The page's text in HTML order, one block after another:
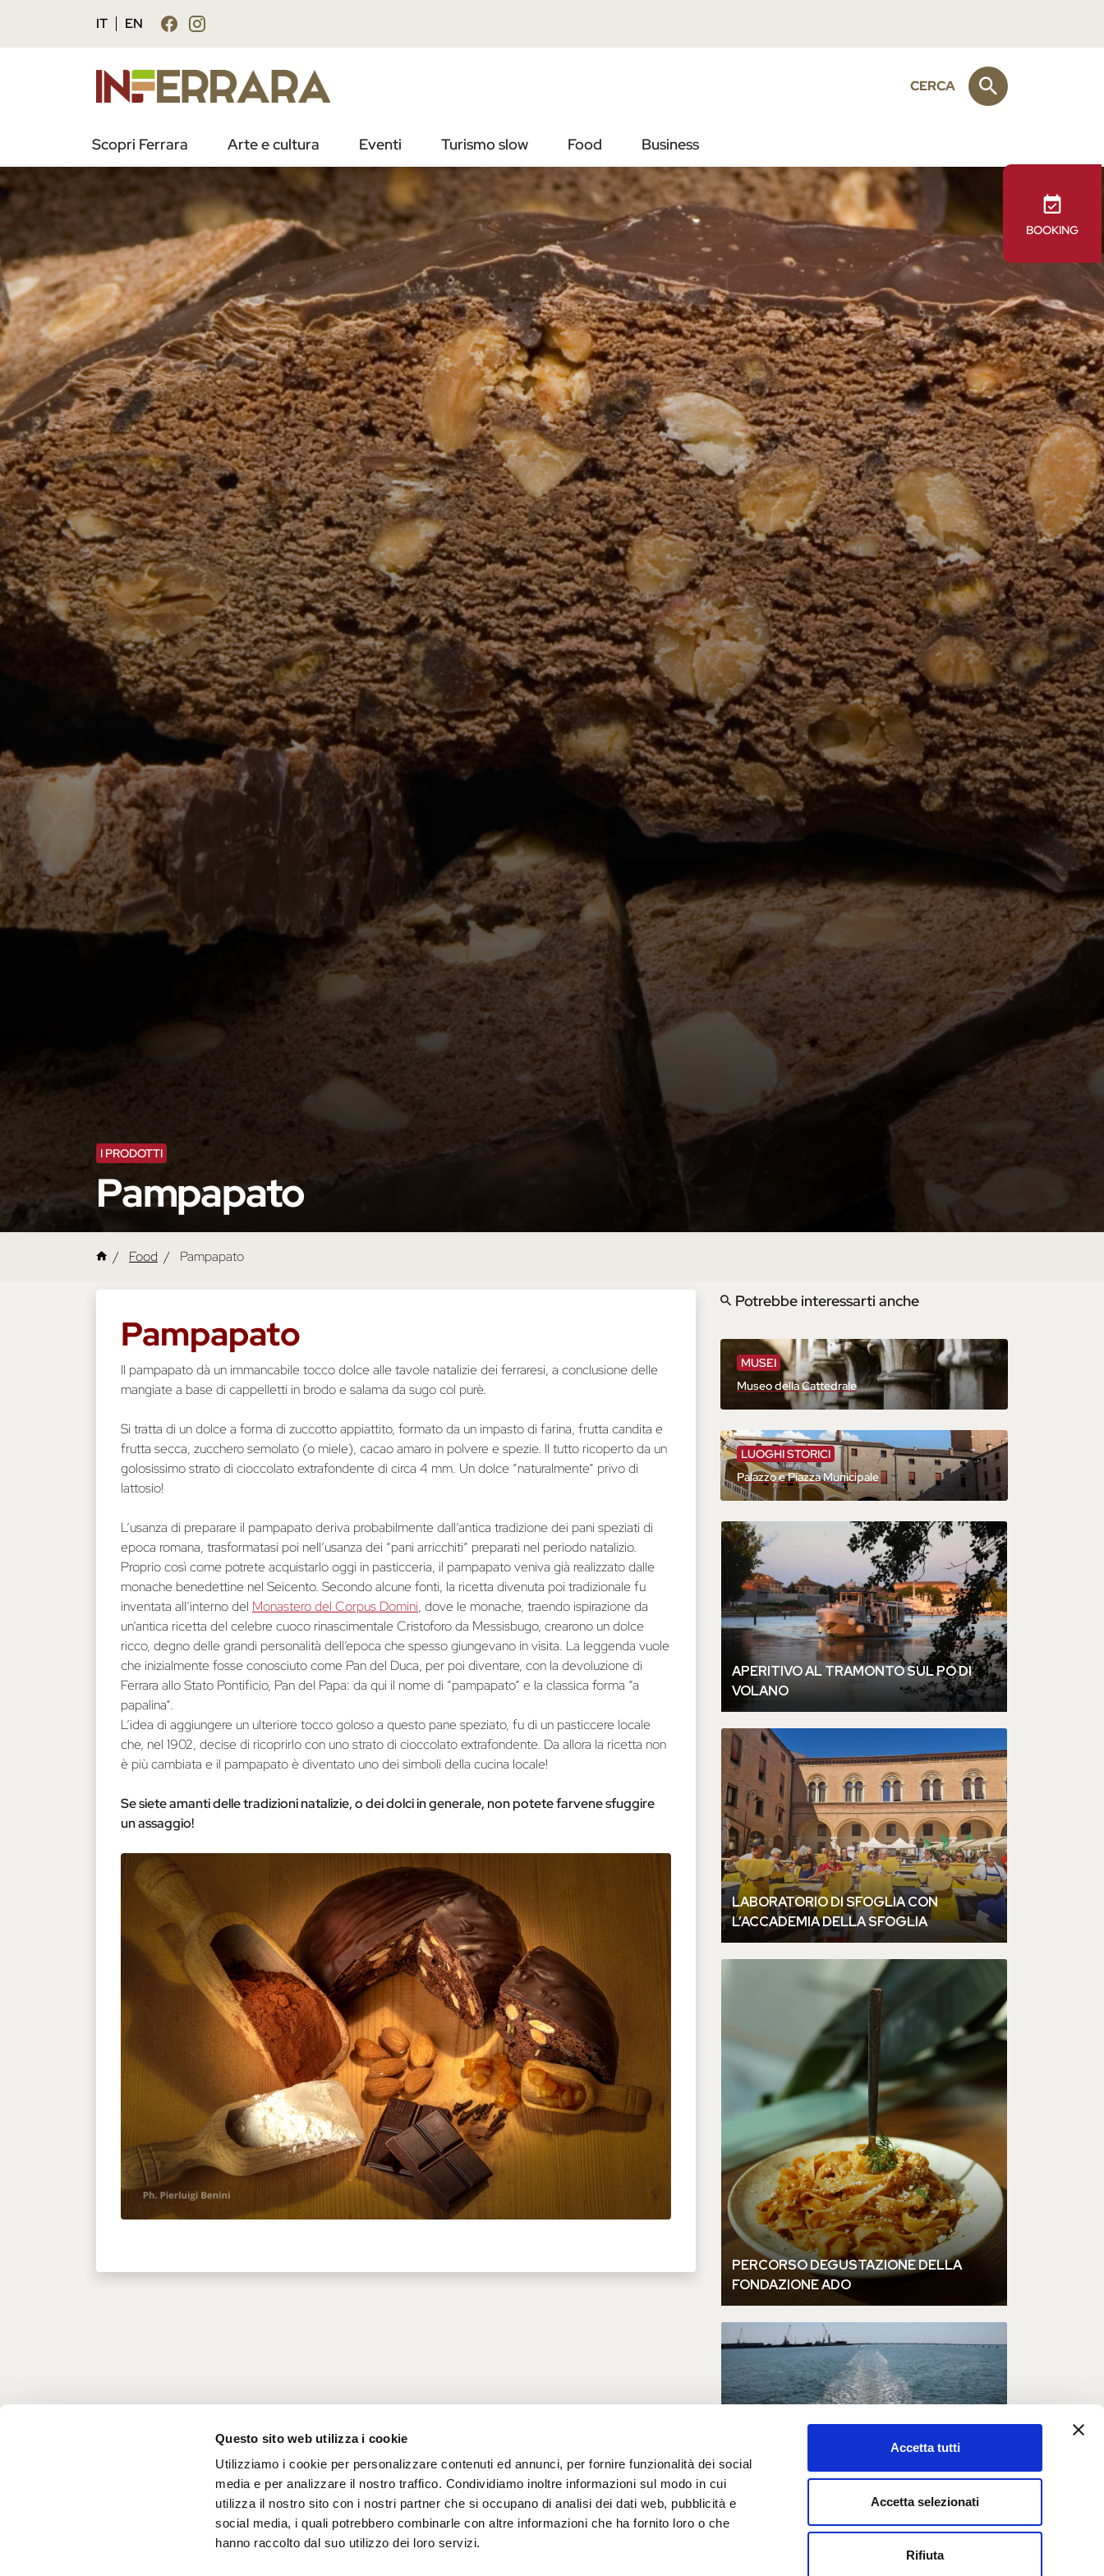
Questo sito web utilizza i cookie
Utilizziamo i cookie per personalizzare contenuti ed annunci, per fornire funzionalità dei social
media e per analizzare il nostro traffico. Condividiamo inoltre informazioni sul modo in cui
utilizza il nostro sito con i nostri partner che si occupano di analisi dei dati web, pubblicità e
social media, i quali potrebbero combinarle con altre informazioni che ha fornito loro o che
hanno raccolto dal suo utilizzo dei loro servizi.
Accetta tutti
Accetta selezionati
Rifiuta
principale
IT EN
BOOKING
CERCA
Scopri Ferrara Arte e cultura Eventi Turismo slow Food Business
I PRODOTTI
Pampapato
Food Pampapato
Pampapato
Il pampapato dà un immancabile tocco dolce alle tavole natalizie dei ferraresi, a conclusione delle
mangiate a base di cappelletti in brodo e salama da sugo col purè.
Si tratta di un dolce a forma di zuccotto appiattito, formato da un impasto di farina, frutta candita e
frutta secca, zucchero semolato (o miele), cacao amaro in polvere e spezie. Il tutto ricoperto da un
golosissimo strato di cioccolato extrafondente di circa 4 mm. Un dolce “naturalmente” privo di
lattosio!
L’usanza di preparare il pampapato deriva probabilmente dall’antica tradizione dei pani speziati di
epoca romana, trasformatasi poi nell’usanza dei “pani arricchiti” preparati nel periodo natalizio.
Proprio così come potrete acquistarlo oggi in pasticceria, il pampapato veniva già realizzato dalle
monache benedettine nel Seicento. Secondo alcune fonti, la ricetta divenuta poi tradizionale fu
inventata all’interno del Monastero del Corpus Domini, dove le monache, traendo ispirazione da
un’antica ricetta del celebre cuoco rinascimentale Cristoforo da Messisbugo, crearono un dolce
ricco, degno delle grandi personalità dell’epoca che spesso giungevano in visita. La leggenda vuole
che inizialmente fosse conosciuto come Pan del Duca, per poi diventare, con la devoluzione di
Ferrara allo Stato Pontificio, Pan del Papa: da qui il nome di “pampapato” e la classica forma “a
papalina”.
L’idea di aggiungere un ulteriore tocco goloso a questo pane speziato, fu di un pasticcere locale
che, nel 1902, decise di ricoprirlo con uno strato di cioccolato extrafondente. Da allora la ricetta non
è più cambiata e il pampapato è diventato uno dei simboli della cucina locale!
Se siete amanti delle tradizioni natalizie, o dei dolci in generale, non potete farvene sfuggire
un assaggio!
Potrebbe interessarti anche
MUSEI
Museo della Cattedrale
LUOGHI STORICI
Palazzo e Piazza Municipale